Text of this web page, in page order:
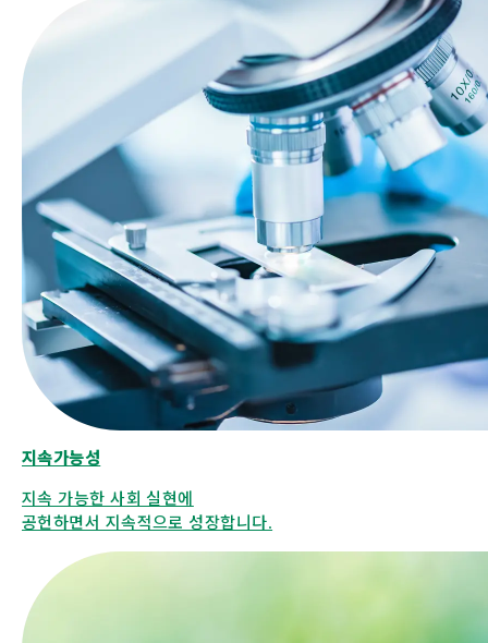
지속가능성
지속 가능한 사회 실현에
공헌하면서 지속적으로 성장합니다.